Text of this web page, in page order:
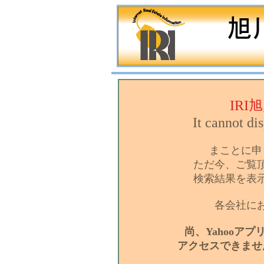
IRI
It cannot
まことに
ただ今、ご覧
検索結果を表
各会社に
尚、Yahooアプ
アクセスできま